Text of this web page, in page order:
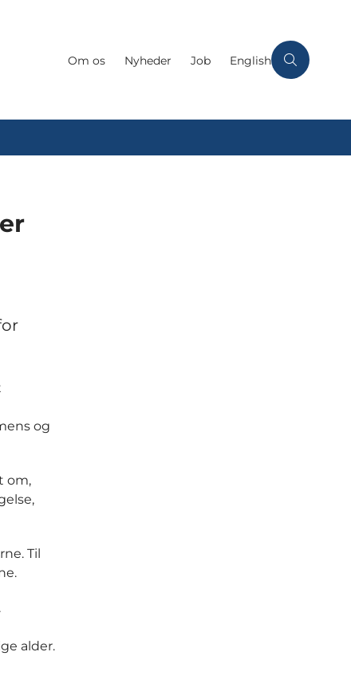
Om os Nyheder Job English
og
om,
Til
alder.